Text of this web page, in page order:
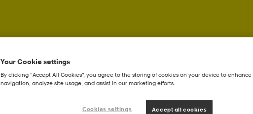
Your Cookie settings
By clicking “Accept All Cookies”, you agree to the storing of cookies on your device to enhance
navigation, analyze site usage, and assist in our marketing efforts.
Cookies settings Accept all cookies